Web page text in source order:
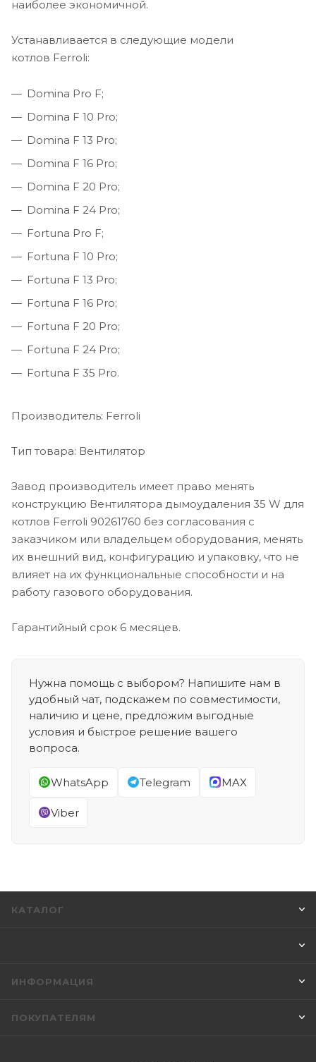
наиболее экономичной.
Устанавливается в следующие модели
котлов Ferroli:
Domina Pro F;
Domina F 10 Pro;
Domina F 13 Pro;
Domina F 16 Pro;
Domina F 20 Pro;
Domina F 24 Pro;
Fortuna Pro F;
Fortuna F 10 Pro;
Fortuna F 13 Pro;
Fortuna F 16 Pro;
Fortuna F 20 Pro;
Fortuna F 24 Pro;
Fortuna F 35 Pro.
Производитель: Ferroli
Тип товара: Вентилятор
Завод производитель имеет право менять
конструкцию Вентилятора дымоудаления 35 W для
котлов Ferroli 90261760 без согласования с
заказчиком или владельцем оборудования, менять
их внешний вид, конфигурацию и упаковку, что не
влияет на их функциональные способности и на
работу газового оборудования.
Гарантийный срок 6 месяцев.
Нужна помощь с выбором? Напишите нам в
удобный чат, подскажем по совместимости,
наличию и цене, предложим выгодные
условия и быстрое решение вашего
вопроса.
WhatsApp Telegram MAX
Viber
КАТАЛОГ
ИНФОРМАЦИЯ
ПОКУПАТЕЛЯМ